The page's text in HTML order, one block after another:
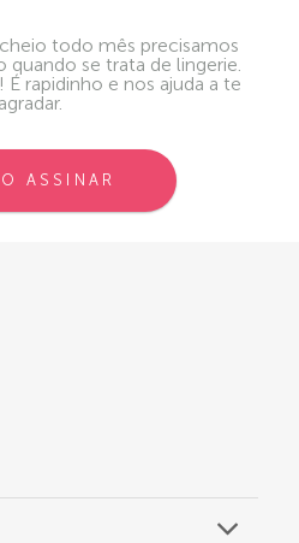
todo mês precisamos
quando se trata de lingerie.
É rapidinho e nos ajuda a te
agradar.
ASSINAR